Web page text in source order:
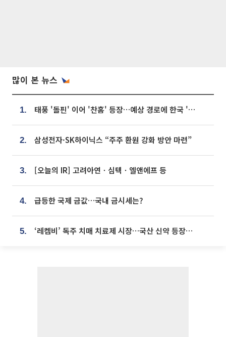
많이 본 뉴스
1. 태풍 '돌핀' 이어 '찬홈' 등장…예상 경로에 한국 '한숨'
2. 삼성전자·SK하이닉스 “주주 환원 강화 방안 마련”
3. [오늘의 IR] 고려아연ㆍ심텍ㆍ엘앤에프 등
4. 급등한 국제 금값…국내 금시세는?
5. ‘레켐비’ 독주 치매 치료제 시장…국산 신약 등장하나